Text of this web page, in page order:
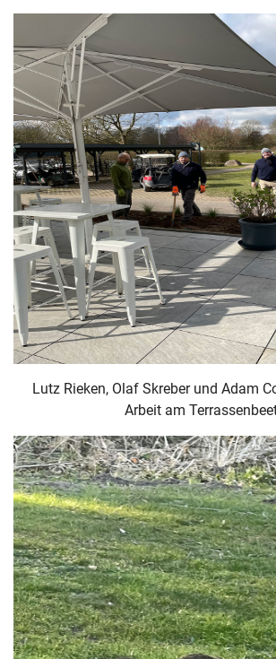
Lutz Rieken, Olaf Skreber und Adam
Arbeit am